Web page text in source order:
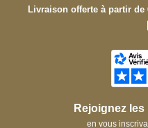
Livraison offerte à partir de
Rejoignez
en vous